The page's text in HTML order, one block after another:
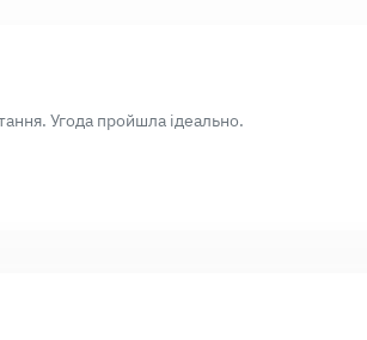
Угода пройшла ідеально.